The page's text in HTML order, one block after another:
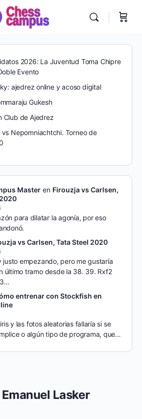
Lasker
2026: La Juventud Toma Chipre
Evento
ajedrez online y acoso digital
Gukesh
Club de Ajedrez
Nepomniachtchi. Torneo de
Masteren Firouzja vs Carlsen,
para dilatar la agonía, por eso
vs Carlsen, Tata Steel 2020
justo empezando, pero me gustaría
último tramo desde la 38. 39. Rxf2
entrenar con Stockfish en
y las fotos aleatorias fallaría si se
o algún tipo de programa, que…